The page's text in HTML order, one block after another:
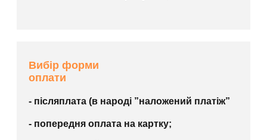
Вибір форми
оплати
- післяплата (в народі ”наложений платіж”
- попередня оплата на картку;